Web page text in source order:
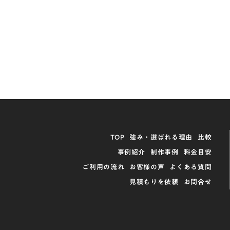
TOP 強み・選ばれる理由 比較
事例紹介 制作事例 料金目安
ご利用の流れ お客様の声 よくある質問
見積もりを依頼 お問合せ